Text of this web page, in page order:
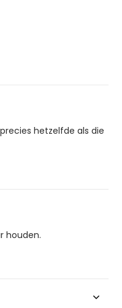
hetzelfde als die
houden.